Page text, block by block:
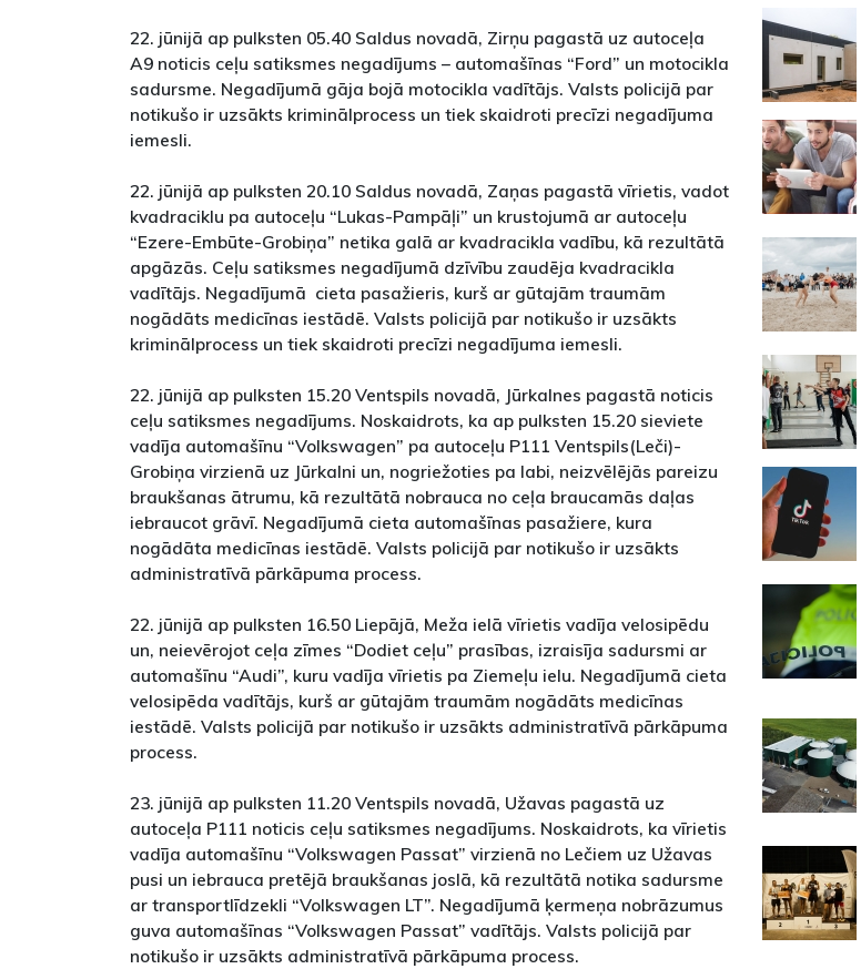
22. jūnijā ap pulksten 05.40 Saldus novadā, Zirņu pagastā uz autoceļa
A9 noticis ceļu satiksmes negadījums – automašīnas “Ford” un motocikla
sadursme. Negadījumā gāja bojā motocikla vadītājs. Valsts policijā par
notikušo ir uzsākts kriminālprocess un tiek skaidroti precīzi negadījuma
iemesli.
22. jūnijā ap pulksten 20.10 Saldus novadā, Zaņas pagastā vīrietis, vadot
kvadraciklu pa autoceļu “Lukas-Pampāļi” un krustojumā ar autoceļu
“Ezere-Embūte-Grobiņa” netika galā ar kvadracikla vadību, kā rezultātā
apgāzās. Ceļu satiksmes negadījumā dzīvību zaudēja kvadracikla
vadītājs. Negadījumā cieta pasažieris, kurš ar gūtajām traumām
nogādāts medicīnas iestādē. Valsts policijā par notikušo ir uzsākts
kriminālprocess un tiek skaidroti precīzi negadījuma iemesli.
22. jūnijā ap pulksten 15.20 Ventspils novadā, Jūrkalnes pagastā noticis
ceļu satiksmes negadījums. Noskaidrots, ka ap pulksten 15.20 sieviete
vadīja automašīnu “Volkswagen” pa autoceļu P111 Ventspils(Leči)-
Grobiņa virzienā uz Jūrkalni un, nogriežoties pa labi, neizvēlējās pareizu
braukšanas ātrumu, kā rezultātā nobrauca no ceļa braucamās daļas
iebraucot grāvī. Negadījumā cieta automašīnas pasažiere, kura
nogādāta medicīnas iestādē. Valsts policijā par notikušo ir uzsākts
administratīvā pārkāpuma process.
22. jūnijā ap pulksten 16.50 Liepājā, Meža ielā vīrietis vadīja velosipēdu
un, neievērojot ceļa zīmes “Dodiet ceļu” prasības, izraisīja sadursmi ar
automašīnu “Audi”, kuru vadīja vīrietis pa Ziemeļu ielu. Negadījumā cieta
velosipēda vadītājs, kurš ar gūtajām traumām nogādāts medicīnas
iestādē. Valsts policijā par notikušo ir uzsākts administratīvā pārkāpuma
process.
23. jūnijā ap pulksten 11.20 Ventspils novadā, Užavas pagastā uz
autoceļa P111 noticis ceļu satiksmes negadījums. Noskaidrots, ka vīrietis
vadīja automašīnu “Volkswagen Passat” virzienā no Lečiem uz Užavas
pusi un iebrauca pretējā braukšanas joslā, kā rezultātā notika sadursme
ar transportlīdzekli “Volkswagen LT”. Negadījumā ķermeņa nobrāzumus
guva automašīnas “Volkswagen Passat” vadītājs. Valsts policijā par
notikušo ir uzsākts administratīvā pārkāpuma process.